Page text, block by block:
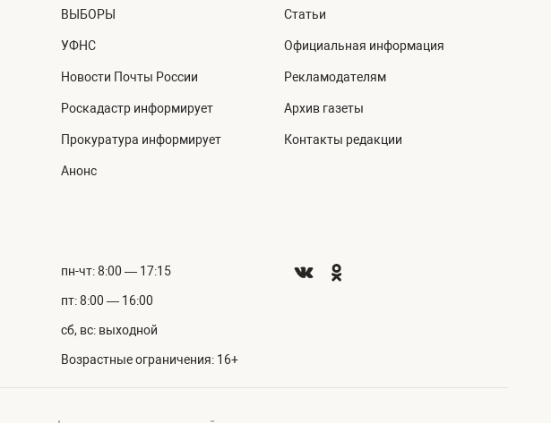
ВЫБОРЫ
УФНС
Новости Почты России
Роскадастр информирует
Прокуратура информирует
Анонс
Статьи
Официальная информация
Рекламодателям
Архив газеты
Контакты редакции
пн-чт: 8:00 — 17:15
пт: 8:00 — 16:00
сб, вс: выходной
Возрастные ограничения: 16+